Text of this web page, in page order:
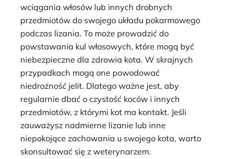
wciągania włosów lub innych drobnych
przedmiotów do swojego układu pokarmowego
podczas lizania. To może prowadzić do
powstawania kul włosowych, które mogą być
niebezpieczne dla zdrowia kota. W skrajnych
przypadkach mogą one powodować
niedrożność jelit. Dlatego ważne jest, aby
regularnie dbać o czystość koców i innych
przedmiotów, z którymi kot ma kontakt. Jeśli
zauważysz nadmierne lizanie lub inne
niepokojące zachowania u swojego kota, warto
skonsultować się z weterynarzem.